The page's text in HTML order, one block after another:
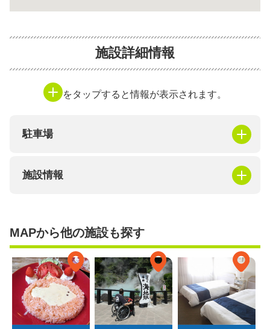
施設詳細情報
をタップすると情報が表示されます。
駐車場
施設情報
MAPから他の施設も探す